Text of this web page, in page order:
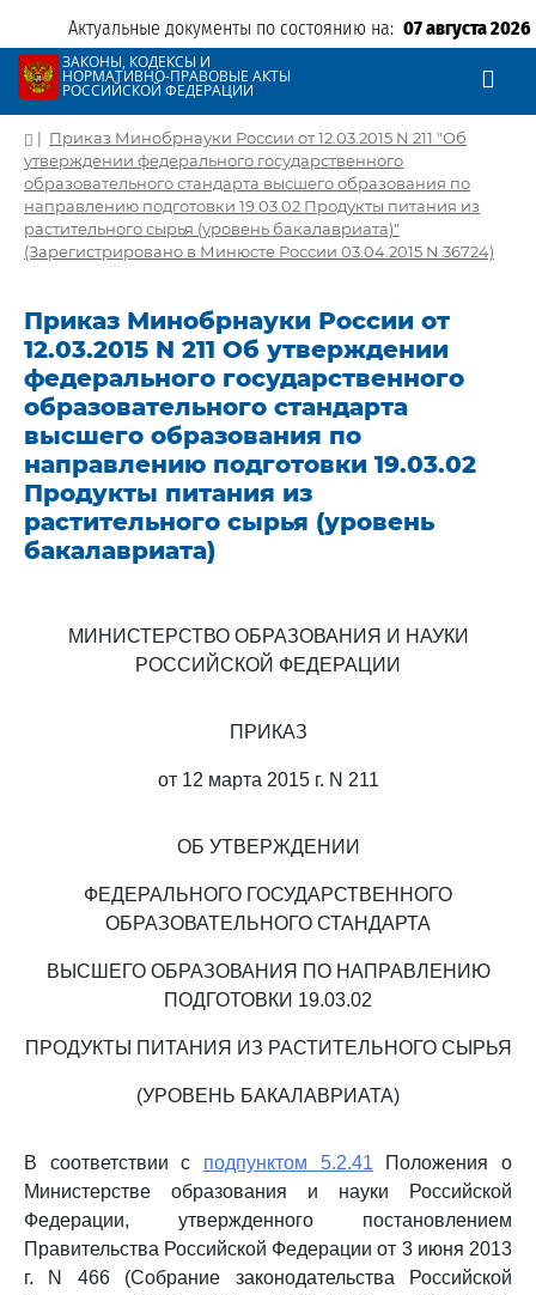
Актуальные документы по состоянию на: 07 августа 2026
ЗАКОНЫ, КОДЕКСЫ И
НОРМАТИВНО-ПРАВОВЫЕ АКТЫ
РОССИЙСКОЙ ФЕДЕРАЦИИ
| Приказ Минобрнауки России от 12.03.2015 N 211 "Об
утверждении федерального государственного
образовательного стандарта высшего образования по
направлению подготовки 19.03.02 Продукты питания из
растительного сырья (уровень бакалавриата)"
(Зарегистрировано в Минюсте России 03.04.2015 N 36724)
Приказ Минобрнауки России от
12.03.2015 N 211 Об утверждении
федерального государственного
образовательного стандарта
высшего образования по
направлению подготовки 19.03.02
Продукты питания из
растительного сырья (уровень
бакалавриата)
МИНИСТЕРСТВО ОБРАЗОВАНИЯ И НАУКИ
РОССИЙСКОЙ ФЕДЕРАЦИИ
ПРИКАЗ
от 12 марта 2015 г. N 211
ОБ УТВЕРЖДЕНИИ
ФЕДЕРАЛЬНОГО ГОСУДАРСТВЕННОГО
ОБРАЗОВАТЕЛЬНОГО СТАНДАРТА
ВЫСШЕГО ОБРАЗОВАНИЯ ПО НАПРАВЛЕНИЮ
ПОДГОТОВКИ 19.03.02
ПРОДУКТЫ ПИТАНИЯ ИЗ РАСТИТЕЛЬНОГО СЫРЬЯ
(УРОВЕНЬ БАКАЛАВРИАТА)
В соответствии с подпунктом 5.2.41 Положения о
Министерстве образования и науки Российской
Федерации, утвержденного постановлением
Правительства Российской Федерации от 3 июня 2013
г. N 466 (Собрание законодательства Российской